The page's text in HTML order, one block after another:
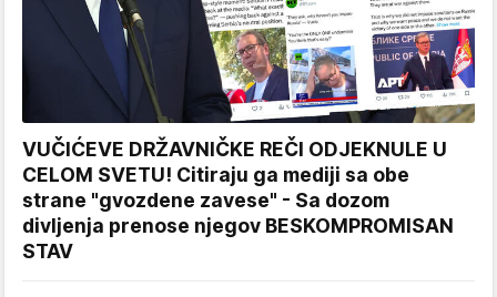
VUČIĆEVE DRŽAVNIČKE REČI ODJEKNULE U
CELOM SVETU! Citiraju ga mediji sa obe
strane "gvozdene zavese" - Sa dozom
divljenja prenose njegov BESKOMPROMISAN
STAV